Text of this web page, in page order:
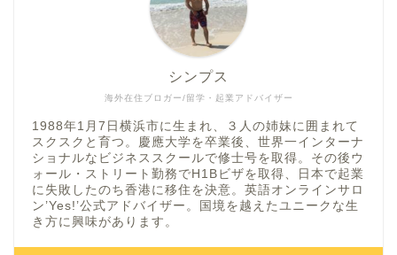
海外在住ブロガー/留学・起業アドバイザー
シンプス
1988年1月7日横浜市に生まれ、３人の姉妹に囲まれて
スクスクと育つ。慶應大学を卒業後、世界一インターナ
ショナルなビジネススクールで修士号を取得。その後ウ
ォール・ストリート勤務でH1Bビザを取得、日本で起業
に失敗したのち香港に移住を決意。英語オンラインサロ
ン’Yes!’公式アドバイザー。国境を越えたユニークな生
き方に興味があります。